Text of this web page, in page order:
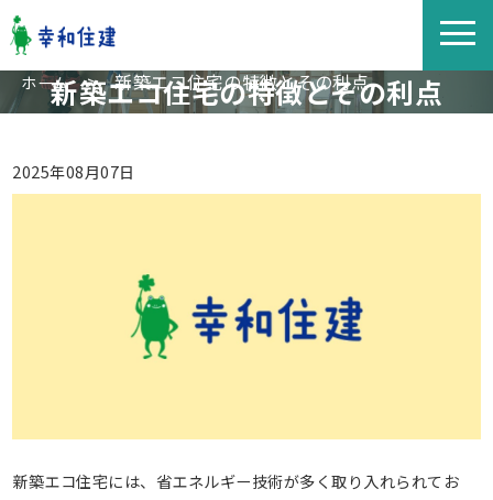
新築エコ住宅の特徴とその利点
ホーム > 新築エコ住宅の特徴とその利点
2025年08月07日
新築エコ住宅には、省エネルギー技術が多く取り入れられてお